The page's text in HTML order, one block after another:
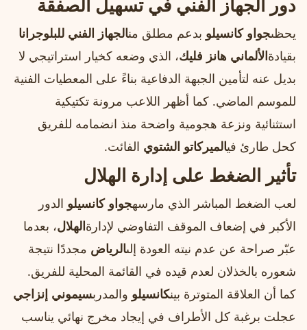
يحظىجواو كانسيلو بدعم مطلق منالجهاز الفني للبلوجرانا
بقيادةالألماني هانز فليك، الذي وضعه كخيار استراتيجي لا
بديل عنه لتأمين الجبهة الدفاعية بناءً على المعطيات الفنية
للموسم الماضي. كما أظهر اللاعب مرونة تكتيكية
استثنائية ونزعة هجومية واضحة منذ انضمامه للفريق
كحل طارئ فيالميركاتو الشتوي الفائت.
تأثير الضغط على إدارة الهلال
لعب الضغط المباشر الذي مارسهجواو كانسيلو الدور
الأكبر في إضعاف الموقف التفاوضي لإدارةالهلال، بعدما
عبّر صراحة عن عدم نيته العودة إلىالرياض مجددًا نتيجة
شعوره بالخذلان لعدم قيده في القائمة المحلية للفريق.
كما أن العلاقة المتوترة بينكانسيلو والمدربسيموني إنزاجي
عجلت برغبة كل الأطراف في إيجاد مخرج نهائي يناسب